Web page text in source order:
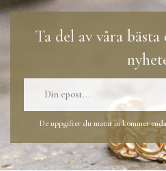
Ta del av våra
De uppgifter du matar in kommer